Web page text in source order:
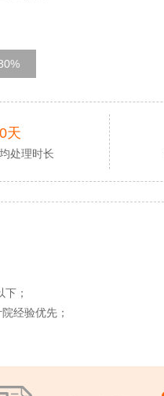
0天
处理时长
；
经验优先；